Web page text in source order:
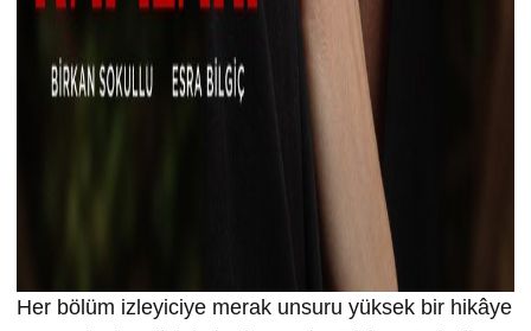
Her bölüm izleyiciye merak unsuru yüksek bir hikâye